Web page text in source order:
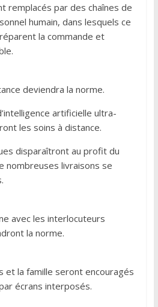
remplacés par des chaînes de
humain, dans lesquels ce
la commande et
deviendra la norme.
artificielle ultra-
les soins à distance.
disparaîtront au profit du
nombreuses livraisons se
avec les interlocuteurs
la norme.
et la famille seront encouragés
écrans interposés.